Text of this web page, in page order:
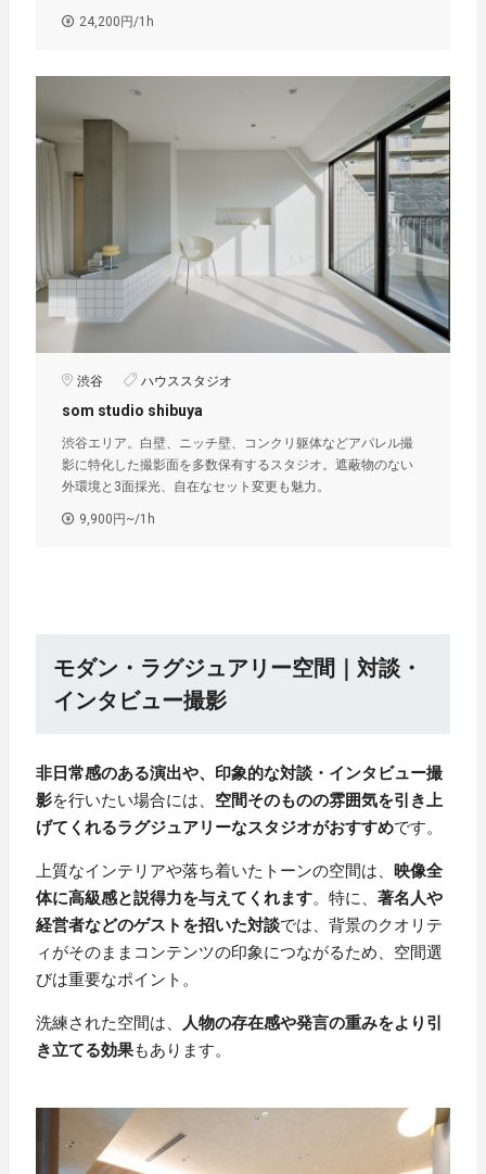
24,200円/1h
渋谷 ハウススタジオ
som studio shibuya
渋谷エリア。白壁、ニッチ壁、コンクリ躯体などアパレル撮
影に特化した撮影面を多数保有するスタジオ。遮蔽物のない
外環境と3面採光、自在なセット変更も魅力。
9,900円~/1h
モダン・ラグジュアリー空間｜対談・
インタビュー撮影
非日常感のある演出や、印象的な対談・インタビュー撮
影を行いたい場合には、 空間そのものの雰囲気を引き上
げてくれるラグジュアリーなスタジオがおすすめです。
上質なインテリアや落ち着いたトーンの空間は、 映像全
体に高級感と説得力を与えてくれます。特に、 著名人や
経営者などのゲストを招いた対談では、背景のクオリテ
ィがそのままコンテンツの印象につながるため、空間選
びは重要なポイント。
洗練された空間は、
人物の存在感や発言の重みをより引
き立てる効果もあります。